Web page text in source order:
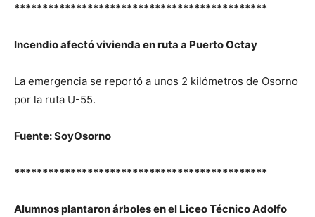
*********************************************
Incendio afectó vivienda en ruta a Puerto Octay
La emergencia se reportó a unos 2 kilómetros de Osorno
por la ruta U-55.
Fuente: SoyOsorno
*********************************************
Alumnos plantaron árboles en el Liceo Técnico Adolfo